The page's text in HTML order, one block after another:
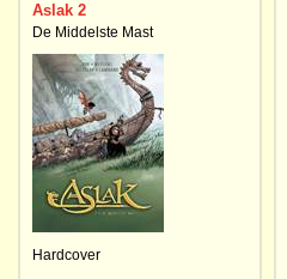
Aslak 2
De Middelste Mast
Hardcover